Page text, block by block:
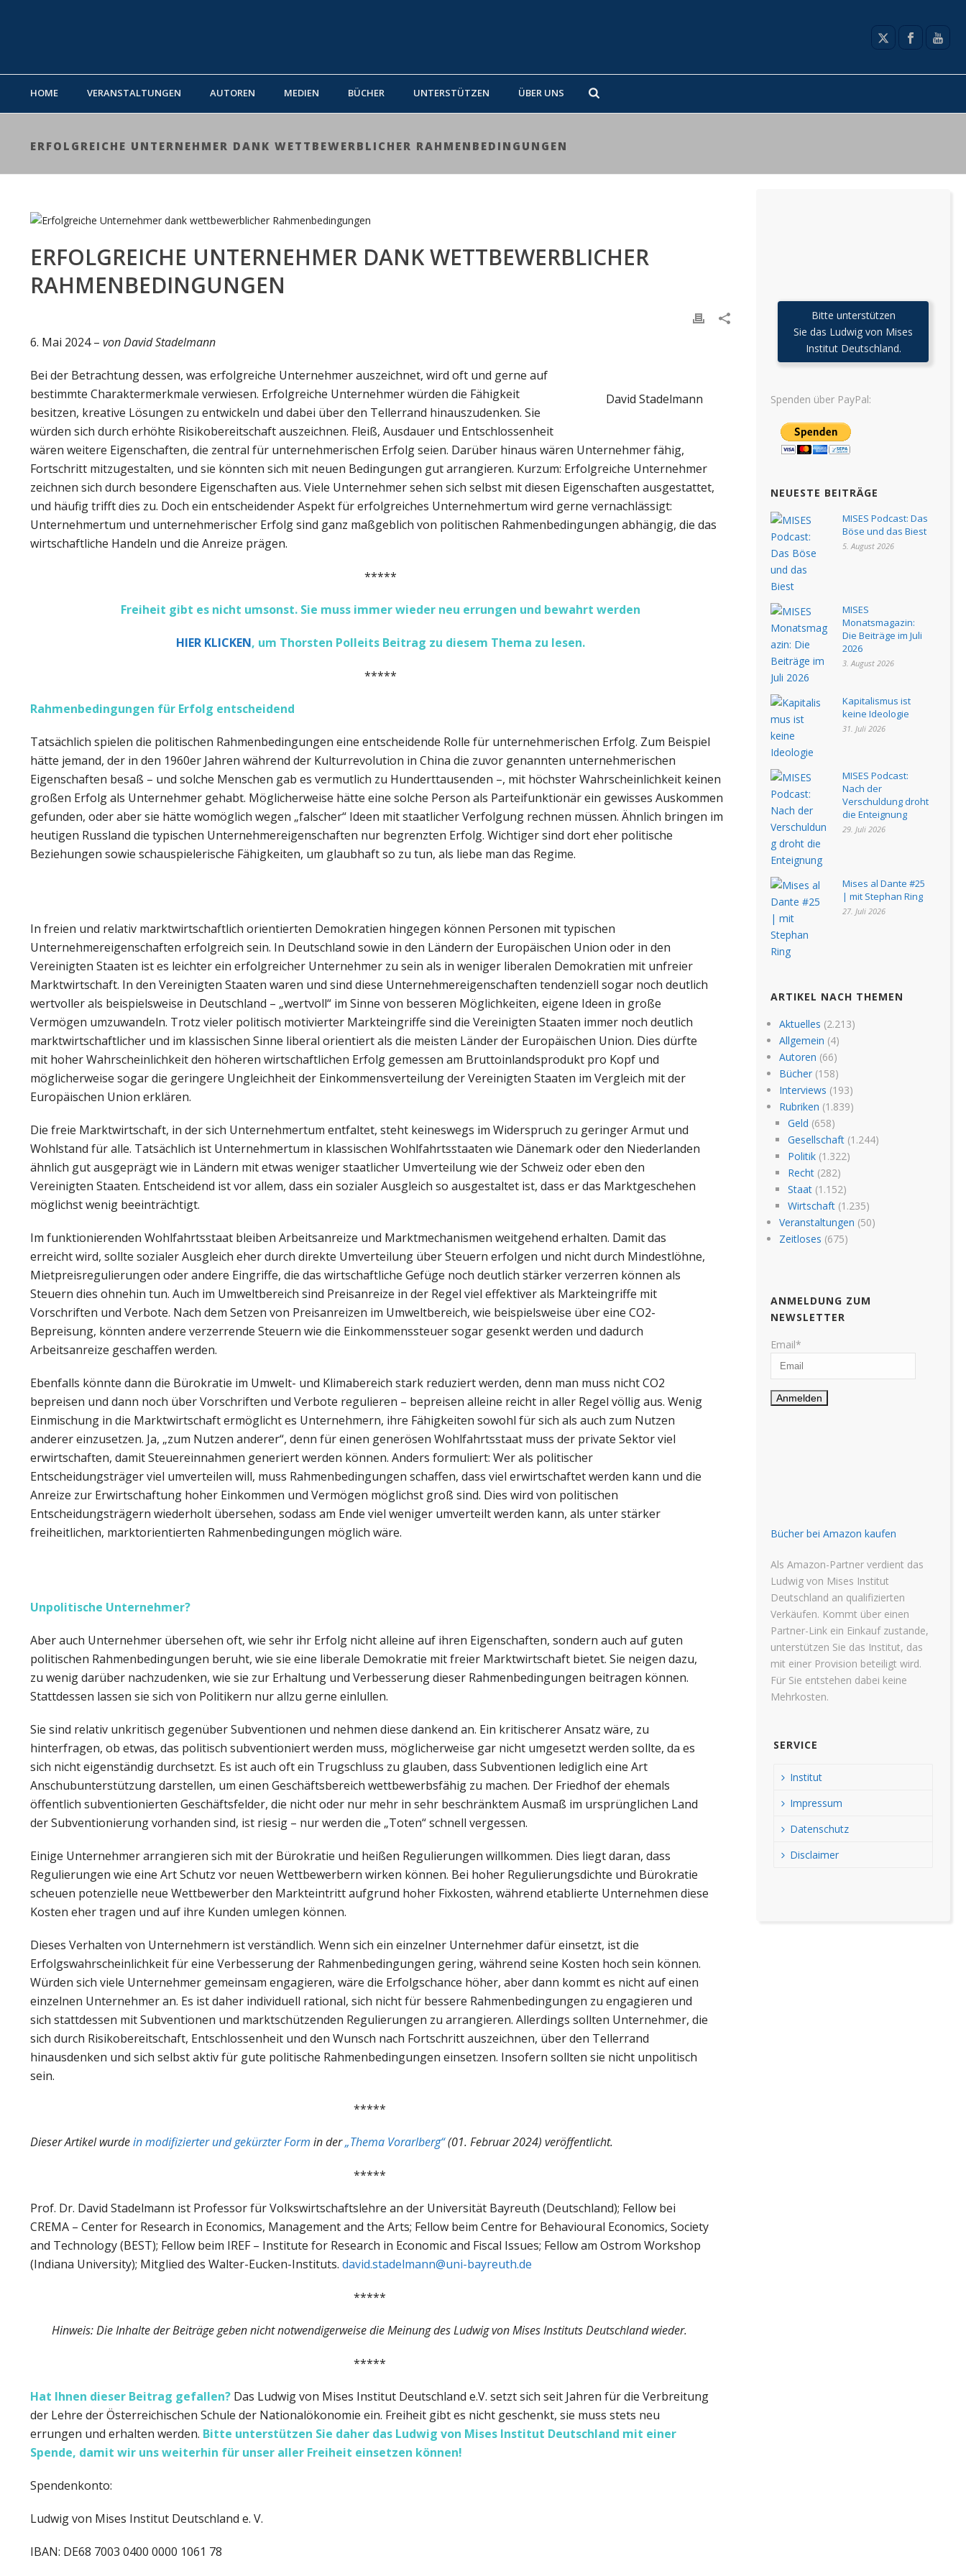
HOME VERANSTALTUNGEN AUTOREN MEDIEN BÜCHER UNTERSTÜTZEN ÜBER UNS
ERFOLGREICHE UNTERNEHMER DANK WETTBEWERBLICHER RAHMENBEDINGUNGEN
ERFOLGREICHE UNTERNEHMER DANK WETTBEWERBLICHER
RAHMENBEDINGUNGEN
6. Mai 2024 – von David Stadelmann
David Stadelmann
Bei der Betrachtung dessen, was erfolgreiche Unternehmer auszeichnet, wird oft und gerne auf
bestimmte Charaktermerkmale verwiesen. Erfolgreiche Unternehmer würden die Fähigkeit
besitzen, kreative Lösungen zu entwickeln und dabei über den Tellerrand hinauszudenken. Sie
würden sich durch erhöhte Risikobereitschaft auszeichnen. Fleiß, Ausdauer und Entschlossenheit
wären weitere Eigenschaften, die zentral für unternehmerischen Erfolg seien. Darüber hinaus wären Unternehmer fähig,
Fortschritt mitzugestalten, und sie könnten sich mit neuen Bedingungen gut arrangieren. Kurzum: Erfolgreiche Unternehmer
zeichnen sich durch besondere Eigenschaften aus. Viele Unternehmer sehen sich selbst mit diesen Eigenschaften ausgestattet,
und häufig trifft dies zu. Doch ein entscheidender Aspekt für erfolgreiches Unternehmertum wird gerne vernachlässigt:
Unternehmertum und unternehmerischer Erfolg sind ganz maßgeblich von politischen Rahmenbedingungen abhängig, die das
wirtschaftliche Handeln und die Anreize prägen.
*****
Freiheit gibt es nicht umsonst. Sie muss immer wieder neu errungen und bewahrt werden
HIER KLICKEN, um Thorsten Polleits Beitrag zu diesem Thema zu lesen.
*****
Rahmenbedingungen für Erfolg entscheidend
Tatsächlich spielen die politischen Rahmenbedingungen eine entscheidende Rolle für unternehmerischen Erfolg. Zum Beispiel
hätte jemand, der in den 1960er Jahren während der Kulturrevolution in China die zuvor genannten unternehmerischen
Eigenschaften besaß – und solche Menschen gab es vermutlich zu Hunderttausenden –, mit höchster Wahrscheinlichkeit keinen
großen Erfolg als Unternehmer gehabt. Möglicherweise hätte eine solche Person als Parteifunktionär ein gewisses Auskommen
gefunden, oder aber sie hätte womöglich wegen „falscher“ Ideen mit staatlicher Verfolgung rechnen müssen. Ähnlich bringen im
heutigen Russland die typischen Unternehmereigenschaften nur begrenzten Erfolg. Wichtiger sind dort eher politische
Beziehungen sowie schauspielerische Fähigkeiten, um glaubhaft so zu tun, als liebe man das Regime.
In freien und relativ marktwirtschaftlich orientierten Demokratien hingegen können Personen mit typischen
Unternehmereigenschaften erfolgreich sein. In Deutschland sowie in den Ländern der Europäischen Union oder in den
Vereinigten Staaten ist es leichter ein erfolgreicher Unternehmer zu sein als in weniger liberalen Demokratien mit unfreier
Marktwirtschaft. In den Vereinigten Staaten waren und sind diese Unternehmereigenschaften tendenziell sogar noch deutlich
wertvoller als beispielsweise in Deutschland – „wertvoll“ im Sinne von besseren Möglichkeiten, eigene Ideen in große
Vermögen umzuwandeln. Trotz vieler politisch motivierter Markteingriffe sind die Vereinigten Staaten immer noch deutlich
marktwirtschaftlicher und im klassischen Sinne liberal orientiert als die meisten Länder der Europäischen Union. Dies dürfte
mit hoher Wahrscheinlichkeit den höheren wirtschaftlichen Erfolg gemessen am Bruttoinlandsprodukt pro Kopf und
möglicherweise sogar die geringere Ungleichheit der Einkommensverteilung der Vereinigten Staaten im Vergleich mit der
Europäischen Union erklären.
Die freie Marktwirtschaft, in der sich Unternehmertum entfaltet, steht keineswegs im Widerspruch zu geringer Armut und
Wohlstand für alle. Tatsächlich ist Unternehmertum in klassischen Wohlfahrtsstaaten wie Dänemark oder den Niederlanden
ähnlich gut ausgeprägt wie in Ländern mit etwas weniger staatlicher Umverteilung wie der Schweiz oder eben den
Vereinigten Staaten. Entscheidend ist vor allem, dass ein sozialer Ausgleich so ausgestaltet ist, dass er das Marktgeschehen
möglichst wenig beeinträchtigt.
Im funktionierenden Wohlfahrtsstaat bleiben Arbeitsanreize und Marktmechanismen weitgehend erhalten. Damit das
erreicht wird, sollte sozialer Ausgleich eher durch direkte Umverteilung über Steuern erfolgen und nicht durch Mindestlöhne,
Mietpreisregulierungen oder andere Eingriffe, die das wirtschaftliche Gefüge noch deutlich stärker verzerren können als
Steuern dies ohnehin tun. Auch im Umweltbereich sind Preisanreize in der Regel viel effektiver als Markteingriffe mit
Vorschriften und Verbote. Nach dem Setzen von Preisanreizen im Umweltbereich, wie beispielsweise über eine CO2-
Bepreisung, könnten andere verzerrende Steuern wie die Einkommenssteuer sogar gesenkt werden und dadurch
Arbeitsanreize geschaffen werden.
Ebenfalls könnte dann die Bürokratie im Umwelt- und Klimabereich stark reduziert werden, denn man muss nicht CO2
bepreisen und dann noch über Vorschriften und Verbote regulieren – bepreisen alleine reicht in aller Regel völlig aus. Wenig
Einmischung in die Marktwirtschaft ermöglicht es Unternehmern, ihre Fähigkeiten sowohl für sich als auch zum Nutzen
anderer einzusetzen. Ja, „zum Nutzen anderer“, denn für einen generösen Wohlfahrtsstaat muss der private Sektor viel
erwirtschaften, damit Steuereinnahmen generiert werden können. Anders formuliert: Wer als politischer
Entscheidungsträger viel umverteilen will, muss Rahmenbedingungen schaffen, dass viel erwirtschaftet werden kann und die
Anreize zur Erwirtschaftung hoher Einkommen und Vermögen möglichst groß sind. Dies wird von politischen
Entscheidungsträgern wiederholt übersehen, sodass am Ende viel weniger umverteilt werden kann, als unter stärker
freiheitlichen, marktorientierten Rahmenbedingungen möglich wäre.
Unpolitische Unternehmer?
Aber auch Unternehmer übersehen oft, wie sehr ihr Erfolg nicht alleine auf ihren Eigenschaften, sondern auch auf guten
politischen Rahmenbedingungen beruht, wie sie eine liberale Demokratie mit freier Marktwirtschaft bietet. Sie neigen dazu,
zu wenig darüber nachzudenken, wie sie zur Erhaltung und Verbesserung dieser Rahmenbedingungen beitragen können.
Stattdessen lassen sie sich von Politikern nur allzu gerne einlullen.
Sie sind relativ unkritisch gegenüber Subventionen und nehmen diese dankend an. Ein kritischerer Ansatz wäre, zu
hinterfragen, ob etwas, das politisch subventioniert werden muss, möglicherweise gar nicht umgesetzt werden sollte, da es
sich nicht eigenständig durchsetzt. Es ist auch oft ein Trugschluss zu glauben, dass Subventionen lediglich eine Art
Anschubunterstützung darstellen, um einen Geschäftsbereich wettbewerbsfähig zu machen. Der Friedhof der ehemals
öffentlich subventionierten Geschäftsfelder, die nicht oder nur mehr in sehr beschränktem Ausmaß im ursprünglichen Land
der Subventionierung vorhanden sind, ist riesig – nur werden die „Toten“ schnell vergessen.
Einige Unternehmer arrangieren sich mit der Bürokratie und heißen Regulierungen willkommen. Dies liegt daran, dass
Regulierungen wie eine Art Schutz vor neuen Wettbewerbern wirken können. Bei hoher Regulierungsdichte und Bürokratie
scheuen potenzielle neue Wettbewerber den Markteintritt aufgrund hoher Fixkosten, während etablierte Unternehmen diese
Kosten eher tragen und auf ihre Kunden umlegen können.
Dieses Verhalten von Unternehmern ist verständlich. Wenn sich ein einzelner Unternehmer dafür einsetzt, ist die
Erfolgswahrscheinlichkeit für eine Verbesserung der Rahmenbedingungen gering, während seine Kosten hoch sein können.
Würden sich viele Unternehmer gemeinsam engagieren, wäre die Erfolgschance höher, aber dann kommt es nicht auf einen
einzelnen Unternehmer an. Es ist daher individuell rational, sich nicht für bessere Rahmenbedingungen zu engagieren und
sich stattdessen mit Subventionen und marktschützenden Regulierungen zu arrangieren. Allerdings sollten Unternehmer, die
sich durch Risikobereitschaft, Entschlossenheit und den Wunsch nach Fortschritt auszeichnen, über den Tellerrand
hinausdenken und sich selbst aktiv für gute politische Rahmenbedingungen einsetzen. Insofern sollten sie nicht unpolitisch
sein.
*****
Dieser Artikel wurdein modifizierter und gekürzter Form in der„Thema Vorarlberg“(01. Februar 2024) veröffentlicht.
*****
Prof. Dr. David Stadelmann ist Professor für Volkswirtschaftslehre an der Universität Bayreuth (Deutschland); Fellow bei
CREMA – Center for Research in Economics, Management and the Arts; Fellow beim Centre for Behavioural Economics, Society
and Technology (BEST); Fellow beim IREF – Institute for Research in Economic and Fiscal Issues; Fellow am Ostrom Workshop
(Indiana University); Mitglied des Walter-Eucken-Instituts. david.stadelmann@uni-bayreuth.de
*****
Hinweis: Die Inhalte der Beiträge geben nicht notwendigerweise die Meinung des Ludwig von Mises Instituts Deutschland wieder.
*****
Hat Ihnen dieser Beitrag gefallen? Das Ludwig von Mises Institut Deutschland e.V. setzt sich seit Jahren für die Verbreitung
der Lehre der Österreichischen Schule der Nationalökonomie ein. Freiheit gibt es nicht geschenkt, sie muss stets neu
errungen und erhalten werden. Bitte unterstützen Sie daher das Ludwig von Mises Institut Deutschland mit einer
Spende, damit wir uns weiterhin für unser aller Freiheit einsetzen können!
Spendenkonto:
Ludwig von Mises Institut Deutschland e. V.
IBAN: DE68 7003 0400 0000 1061 78
Bitte unterstützen
Sie das Ludwig von Mises
Institut Deutschland.
Spenden über PayPal:
NEUESTE BEITRÄGE
MISES Podcast: Das
Böse und das Biest
5. August 2026
MISES
Monatsmagazin:
Die Beiträge im Juli
2026
3. August 2026
Kapitalismus ist
keine Ideologie
31. Juli 2026
MISES Podcast:
Nach der
Verschuldung droht
die Enteignung
29. Juli 2026
Mises al Dante #25
| mit Stephan Ring
27. Juli 2026
ARTIKEL NACH THEMEN
Aktuelles (2.213)
Allgemein (4)
Autoren (66)
Bücher(158)
Interviews (193)
Rubriken (1.839)
Geld (658)
Gesellschaft(1.244)
Politik(1.322)
Recht(282)
Staat(1.152)
Wirtschaft(1.235)
Veranstaltungen (50)
Zeitloses (675)
ANMELDUNG ZUM
NEWSLETTER
Email*
Bücher bei Amazon kaufen
Als Amazon-Partner verdient das
Ludwig von Mises Institut
Deutschland an qualifizierten
Verkäufen. Kommt über einen
Partner-Link ein Einkauf zustande,
unterstützen Sie das Institut, das
mit einer Provision beteiligt wird.
Für Sie entstehen dabei keine
Mehrkosten.
SERVICE
Institut
Impressum
Datenschutz
Disclaimer